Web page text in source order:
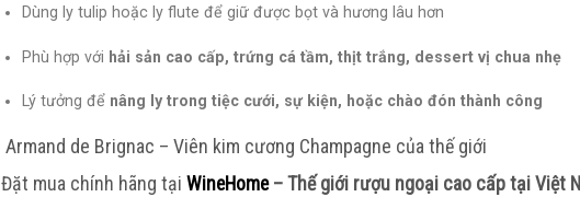
Dùng ly tulip hoặc ly flute để giữ được bọt và hương lâu hơn
Phù hợp với hải sản cao cấp, trứng cá tầm, thịt trắng, dessert vị chua nhẹ
Lý tưởng để nâng ly trong tiệc cưới, sự kiện, hoặc chào đón thành công
Armand de Brignac – Viên kim cương Champagne của thế giới
Đặt mua chính hãng tại WineHome– Thế giới rượu ngoại cao cấp tại Việt